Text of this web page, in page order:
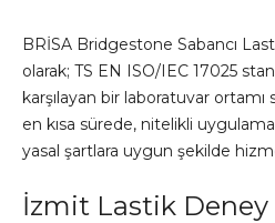
BRİSA Bridgestone Sabancı
olarak; TS EN ISO/IEC 17025
karşılayan bir laboratuvar
en kısa sürede, nitelikli
yasal şartlara uygun şekilde
İzmit Lastik Deney